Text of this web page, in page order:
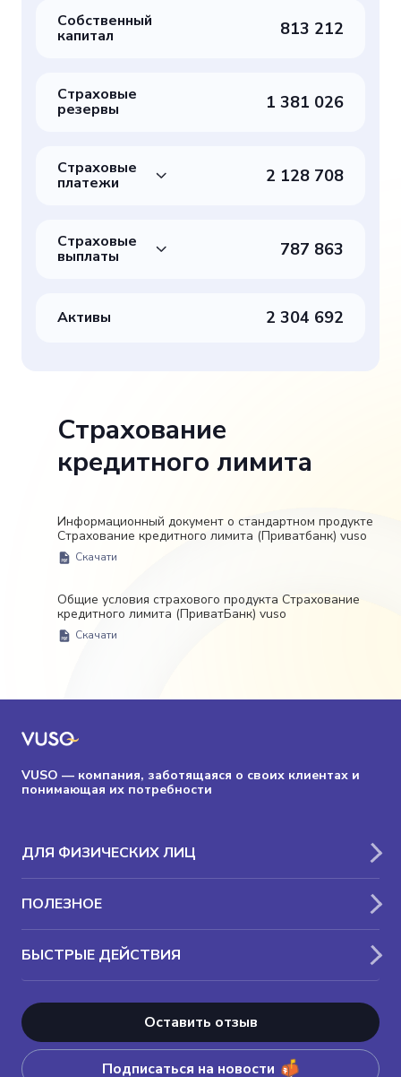
Собственный
капитал 813 212
Страховые
резервы 1 381 026
Страховые
платежи 2 128 708
Страховые
выплаты 787 863
Активы 2 304 692
Страхование
кредитного лимита
Информационный документ о стандартном продукте
Страхование кредитного лимита (Приватбанк) vuso
Скачати
Общие условия страхового продукта Страхование
кредитного лимита (ПриватБанк) vuso
Скачати
VUSO — компания, заботящаяся о своих клиентах и
понимающая их потребности
ДЛЯ ФИЗИЧЕСКИХ ЛИЦ
ПОЛЕЗНОЕ
БЫСТРЫЕ ДЕЙСТВИЯ
Оставить отзыв
Подписаться на новости